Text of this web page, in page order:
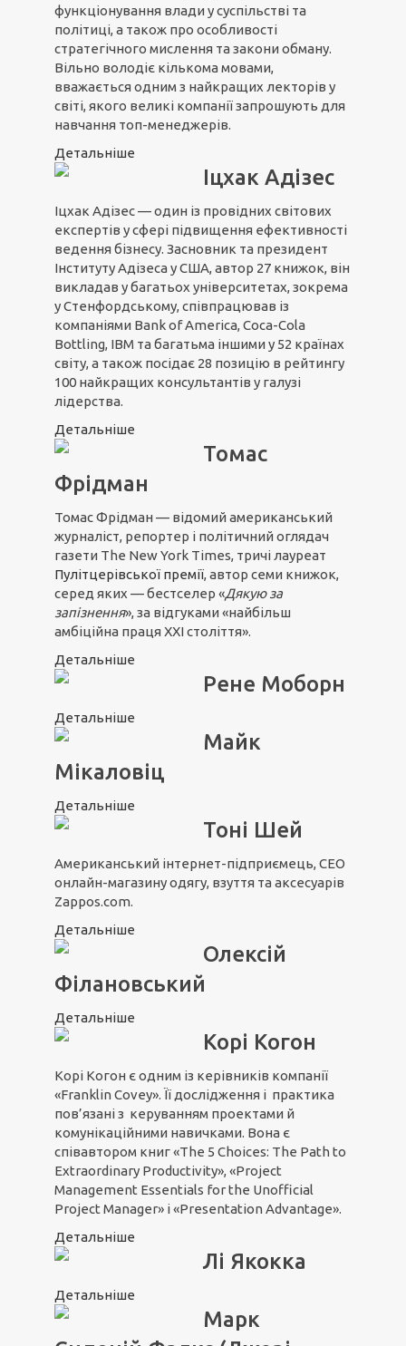
функціонування влади у суспільстві та
політиці, а також про особливості
стратегічного мислення та закони обману.
Вільно володіє кількома мовами,
вважається одним з найкращих лекторів у
світі, якого великі компанії запрошують для
навчання топ-менеджерів.
Детальніше
Іцхак Адізес
Іцхак Адізес — один із провідних світових
експертів у сфері підвищення ефективності
ведення бізнесу. Засновник та президент
Інституту Адізеса у США, автор 27 книжок, він
викладав у багатьох університетах, зокрема
у Стенфордському, співпрацював із
компаніями Bank of America, Coca-Cola
Bottling, IBM та багатьма іншими у 52 країнах
світу, а також посідає 28 позицію в рейтингу
100 найкращих консультантів у галузі
лідерства.
Детальніше
Томас
Фрідман
Томас Фрідман — відомий американський
журналіст, репортер і політичний оглядач
газети The New York Times, тричі лауреат
Пулітцерівської премії, автор семи книжок,
серед яких — бестселер «Дякую за
запізнення», за відгуками «найбільш
амбіційна праця ХХІ століття».
Детальніше
Рене Моборн
Детальніше
Майк
Мікаловіц
Детальніше
Тоні Шей
Американський інтернет-підприємець, CEO
онлайн-магазину одягу, взуття та аксесуарів
Zappos.com.
Детальніше
Олексій
Філановський
Детальніше
Корі Когон
Корі Когон є одним із керівників компанії
«Franklin Covey». Її дослідження і практика
пов’язані з керуванням проектами й
комунікаційними навичками. Вона є
співавтором книг «The 5 Choices: The Path to
Extraordinary Productivity», «Project
Management Essentials for the Unofficial
Project Manager» і «Presentation Advantage».
Детальніше
Лі Якокка
Детальніше
Марк